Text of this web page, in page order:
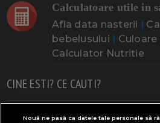
Calculatoare utile in
Afla data nasterii |
bebelusului |
Calculator Nutritie
CINE ESTI? CE CAUTI?
Doresc un copil Adoptia
Nouă ne pasă ca datele tale personale să